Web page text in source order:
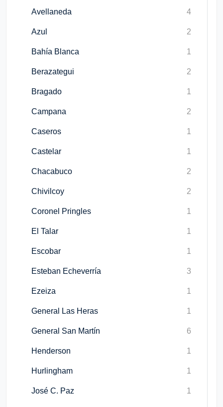
Avellaneda 4
Azul 2
Bahía Blanca 1
Berazategui 2
Bragado 1
Campana 2
Caseros 1
Castelar 1
Chacabuco 2
Chivilcoy 2
Coronel Pringles 1
El Talar 1
Escobar 1
Esteban Echeverría 3
Ezeiza 1
General Las Heras 1
General San Martín 6
Henderson 1
Hurlingham 1
José C. Paz 1